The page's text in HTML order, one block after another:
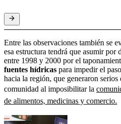
Entre las observaciones también se
esa estructura tendrá que asumir por
entre 1998 y 2000 por el
fuentes hídricas para impedir el
hacia la región, que generaron serios
comunidad al imposibilitar la
de alimentos, medicinas y comercio.